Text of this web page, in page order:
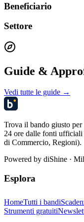
Beneficiario
Settore
Guide &
Vedi tutte le guide →
Trova il bando giusto
24 ore dalle fonti
di Commercio, Regioni).
Powered by diShine ·
Esplora
HomeTutti i bandi
Strumenti gratuiti